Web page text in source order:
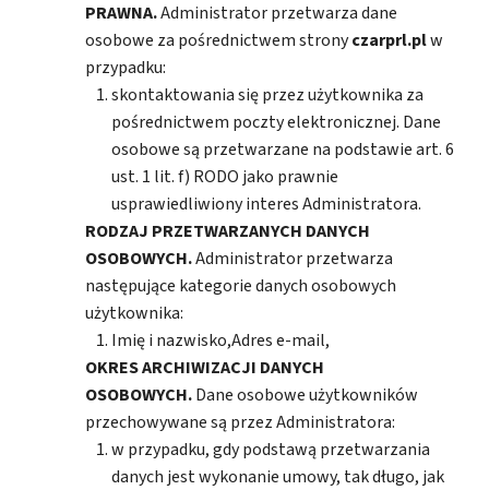
PRAWNA.Administrator przetwarza dane
osobowe za pośrednictwem stronyczarprl.plw
przypadku:
skontaktowania się przez użytkownika za
pośrednictwem poczty elektronicznej. Dane
osobowe są przetwarzane na podstawie art. 6
ust. 1 lit. f) RODO jako prawnie
usprawiedliwiony interes Administratora.
RODZAJ PRZETWARZANYCH DANYCH
OSOBOWYCH.Administrator przetwarza
następujące kategorie danych osobowych
użytkownika:
Imię i nazwisko,Adres e-mail,
OKRES ARCHIWIZACJI DANYCH
OSOBOWYCH.Dane osobowe użytkowników
przechowywane są przez Administratora:
w przypadku, gdy podstawą przetwarzania
danych jest wykonanie umowy, tak długo, jak